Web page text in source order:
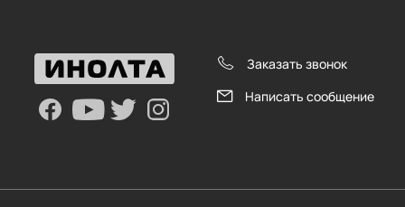
Заказать звонок
Написать сообщение